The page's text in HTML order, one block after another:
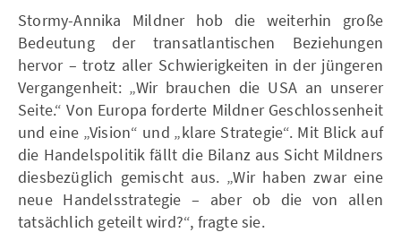
Stormy-Annika Mildner hob die weiterhin große
Bedeutung der transatlantischen Beziehungen
hervor – trotz aller Schwierigkeiten in der jüngeren
Vergangenheit: „Wir brauchen die USA an unserer
Seite.“ Von Europa forderte Mildner Geschlossenheit
und eine „Vision“ und „klare Strategie“. Mit Blick auf
die Handelspolitik fällt die Bilanz aus Sicht Mildners
diesbezüglich gemischt aus. „Wir haben zwar eine
neue Handelsstrategie – aber ob die von allen
tatsächlich geteilt wird?“, fragte sie.